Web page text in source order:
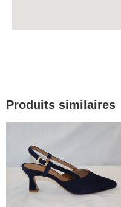
Produits similaires